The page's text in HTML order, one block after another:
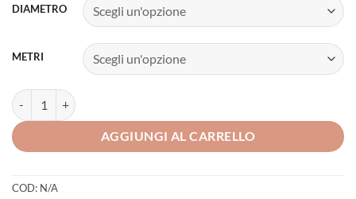
DIAMETRO
METRI
SHIMANO KAIRIKI 4 Multicolor quantità
AGGIUNGI AL CARRELLO
COD: N/A